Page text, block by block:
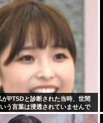
PTSDと診断された当時、世間
う言葉は浸透されていませんで